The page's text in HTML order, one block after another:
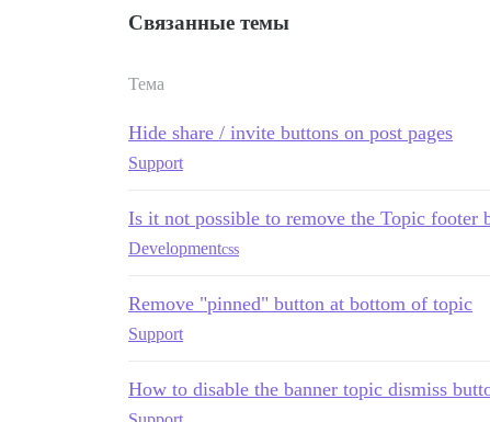
Связанные темы
Тема
Hide share / invite buttons on post pages
Support
Is it not possible to remove the Topic footer
Developmentcss
Remove "pinned" button at bottom of topic
Support
How to disable the banner topic dismiss